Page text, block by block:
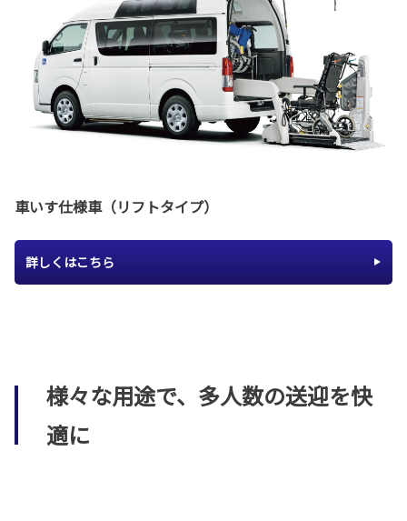
車いす仕様車（リフトタイプ）
詳しくはこちら
様々な用途で、多人数の送迎を快
適に